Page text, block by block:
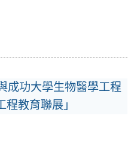
成功大學生物醫學工程
教育聯展」